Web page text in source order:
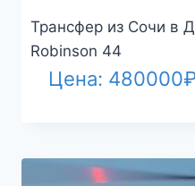
Трансфер из Сочи в
Robinson 44
Цена: 480000